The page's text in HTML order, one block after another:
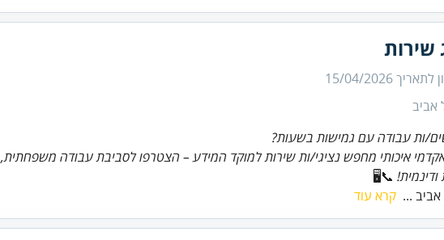
שירות
לתאריך15/04/2026
אביב
ות עבודה עם גמישות בשעות?
איכותי מחפש נציגי/ות שירות למוקד המידע – הצטרפו לסביבת עבודה משפחתית,
📞🖥️
... קרא עוד